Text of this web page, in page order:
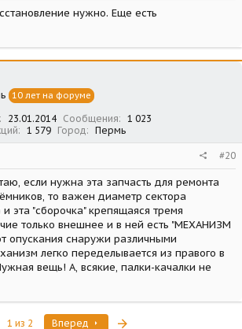
нужно. Еще есть
10 лет на форуме
23.01.2014 Сообщения
1 023
1 579 Город Пермь
#20
если нужна эта запчасть для ремонта
то важен диаметр сектора
эта "сборочка" крепящаяся тремя
только внешнее и в ней есть "МЕХАНИЗМ
опускания снаружи различными
легко переделывается из правого в
вещь! А, всякие, палки-качалки не
1 из 2 Вперед